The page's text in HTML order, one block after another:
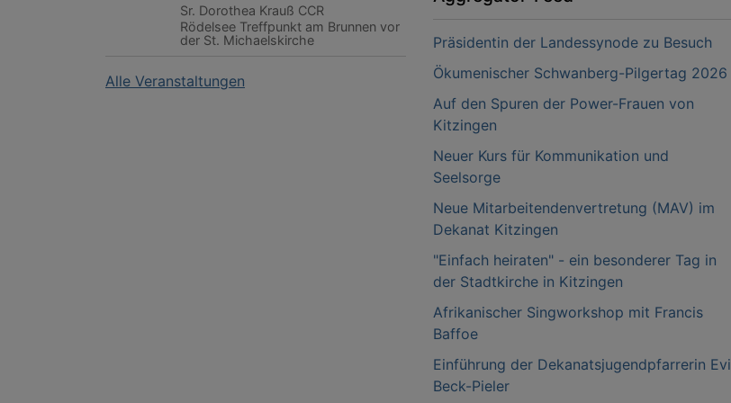
Sr. Dorothea Krauß CCR
Rödelsee Treffpunkt am Brunnen vor
der St. Michaelskirche
Alle Veranstaltungen
Präsidentin der Landessynode zu Besuch
Ökumenischer Schwanberg-Pilgertag 2026
Auf den Spuren der Power-Frauen von
Kitzingen
Neuer Kurs für Kommunikation und
Seelsorge
Neue Mitarbeitendenvertretung (MAV) im
Dekanat Kitzingen
"Einfach heiraten" - ein besonderer Tag in
der Stadtkirche in Kitzingen
Afrikanischer Singworkshop mit Francis
Baffoe
Einführung der Dekanatsjugendpfarrerin Evi
Beck-Pieler